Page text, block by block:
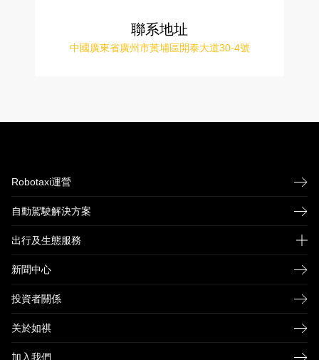
聯系地址
中國廣東省廣州市黃埔區開泰大道30-4號
Robotaxi運營
自動駕駛解決方案
出行及生態服務
如祺快車
如祺企業用車
如祺網約新出租
如祺車服
新聞中心
投資者關係
关於如祺
加入我們